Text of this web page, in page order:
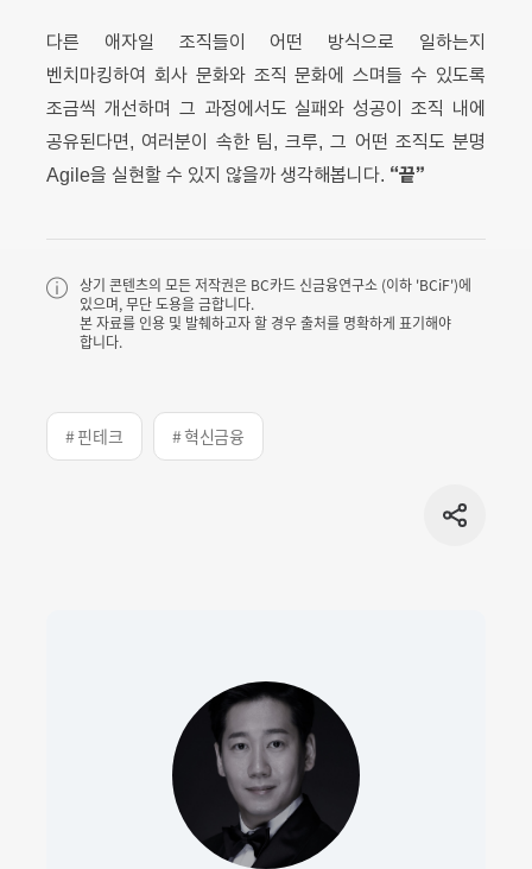
다른 애자일 조직들이 어떤 방식으로 일하는지
벤치마킹하여 회사 문화와 조직 문화에 스며들 수 있도록
조금씩 개선하며 그 과정에서도 실패와 성공이 조직 내에
공유된다면, 여러분이 속한 팀, 크루, 그 어떤 조직도 분명
Agile을 실현할 수 있지 않을까 생각해봅니다. “끝”
상기 콘텐츠의 모든 저작권은 BC카드 신금융연구소 (이하 'BCiF')에
있으며, 무단 도용을 금합니다.
본 자료를 인용 및 발췌하고자 할 경우 출처를 명확하게 표기해야
합니다.
# 핀테크 # 혁신금융
공유